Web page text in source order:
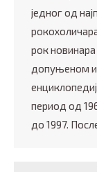
једног од
рок
допуњеном
период од
до 1997.